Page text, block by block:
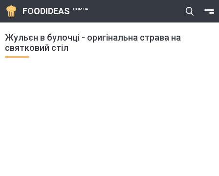
FOODIDEAS COM.UA
Жульєн в булочці - оригінальна страва на
святковий стіл